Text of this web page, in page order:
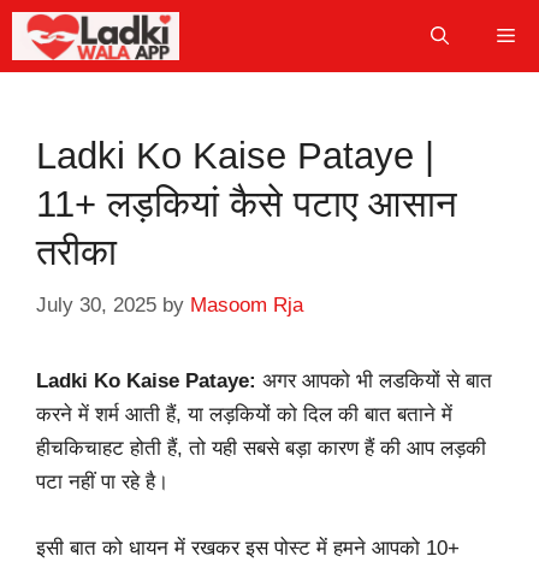
Skip
Ladki Ko Kaise Pataye |
11+ लड़कियां कैसे पटाए आसान
तरीका
July 30, 2025 by Masoom Rja
Ladki Ko Kaise Pataye: अगर आपको भी लडकियों से बात
करने में शर्म आती हैं, या लड़कियों को दिल की बात बताने में
हीचकिचाहट होती हैं, तो यही सबसे बड़ा कारण हैं की आप लड़की
पटा नहीं पा रहे है।
इसी बात को धायन में रखकर इस पोस्ट में हमने आपको 10+